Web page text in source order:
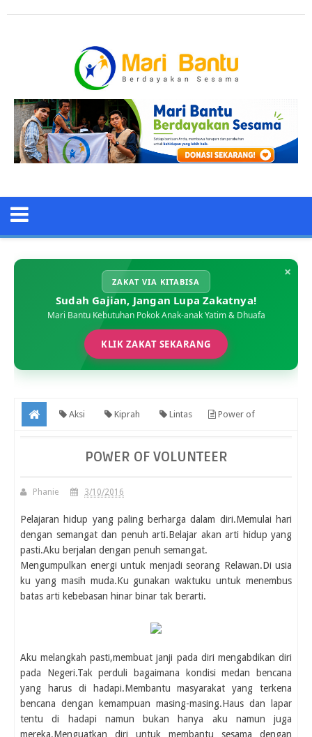
×
ZAKAT VIA KITABISA
Sudah Gajian, Jangan Lupa Zakatnya!
Mari Bantu Kebutuhan Pokok Anak-anak Yatim & Dhuafa
KLIK ZAKAT SEKARANG
Aksi Kiprah Lintas Power of
POWER OF VOLUNTEER
Phanie 3/10/2016
Pelajaran hidup yang paling berharga dalam diri.Memulai hari
dengan semangat dan penuh arti.Belajar akan arti hidup yang
pasti.Aku berjalan dengan penuh semangat.
Mengumpulkan energi untuk menjadi seorang Relawan.Di usia
ku yang masih muda.Ku gunakan waktuku untuk menembus
batas arti kebebasan hinar binar tak berarti.
Aku melangkah pasti,membuat janji pada diri mengabdikan diri
pada Negeri.Tak perduli bagaimana kondisi medan bencana
yang harus di hadapi.Membantu masyarakat yang terkena
bencana dengan kemampuan masing-masing.Haus dan lapar
tentu di hadapi namun bukan hanya aku namun juga
mereka.Menguatkan diri untuk membantu sesama dengan